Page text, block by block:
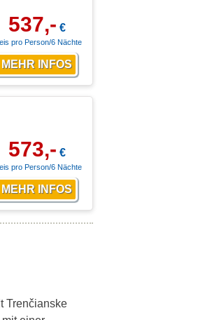
537,- €
pro Person/6 Nächte
573,- €
pro Person/6 Nächte
Trenčianske